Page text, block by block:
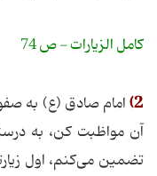
کامل الزیارات - ص 74
2) امام صادق (ع) به
آن مواظبت کن، به
تضمین می‌کنم، اول